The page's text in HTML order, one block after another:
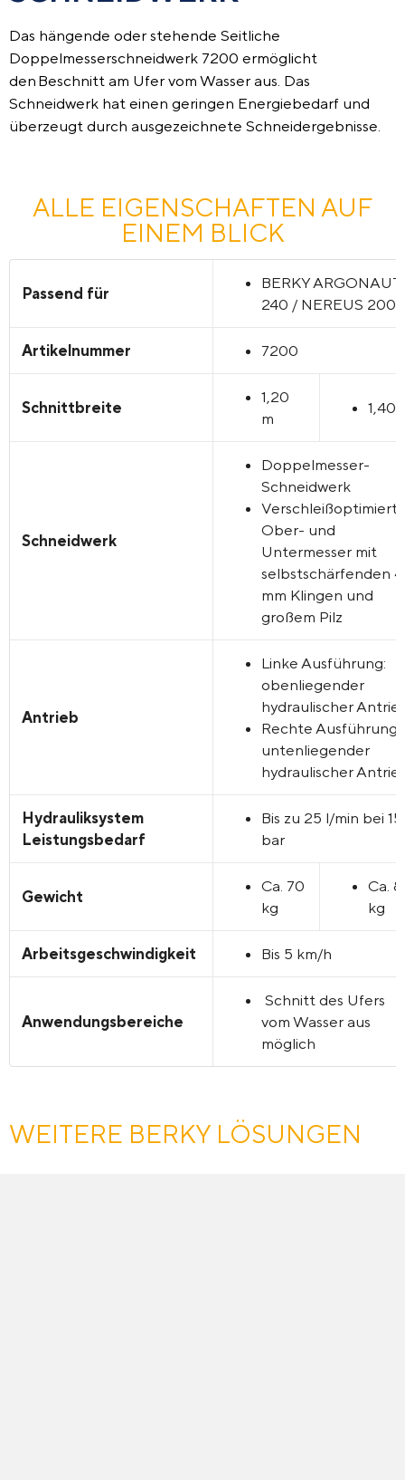
Das hängende oder stehende Seitliche
Doppelmesserschneidwerk 7200 ermöglicht
den Beschnitt am Ufer vom Wasser aus. Das
Schneidwerk hat einen geringen Energiebedarf und
überzeugt durch ausgezeichnete Schneidergebnisse.
ALLE EIGENSCHAFTEN AUF
EINEM BLICK
Passend für
BERKY ARGONAUT
240 / NEREUS 200
Artikelnummer 7200
Schnittbreite
1,20
m
1,40
Schneidwerk
Doppelmesser-
Schneidwerk
Ober- und
Untermesser mit
selbstschärfenden 4
mm Klingen und
großem Pilz
Antrieb
Linke Ausführung:
obenliegender
hydraulischer
Rechte Ausführung:
untenliegender
hydraulischer
Hydrauliksystem
Leistungsbedarf
Bis zu 25 l/min bei
bar
Gewicht
Ca. 70
kg
Ca.
kg
Arbeitsgeschwindigkeit Bis 5 km/h
Anwendungsbereiche
Schnitt des Ufers
vom Wasser aus
möglich
WEITERE BERKY LÖSUNGEN